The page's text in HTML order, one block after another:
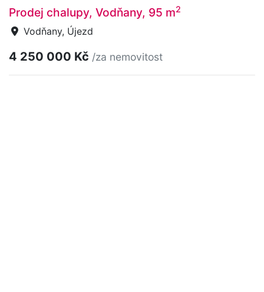
Prodej chalupy, Vodňany, 95 m2
Vodňany, Újezd
4 250 000 Kč /za nemovitost